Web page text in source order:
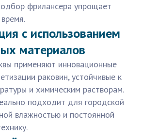
фрилансера упрощает
с использованием
материалов
применяют инновационные
раковин, устойчивые к
и химическим растворам.
подходит для городской
влажностью и постоянной